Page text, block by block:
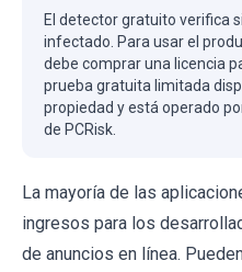
El detector gratuito verifica
infectado. Para usar el
debe comprar una licencia
prueba gratuita limitada
propiedad y está operado
de PCRisk.
La mayoría de las
ingresos para los
de anuncios en línea.